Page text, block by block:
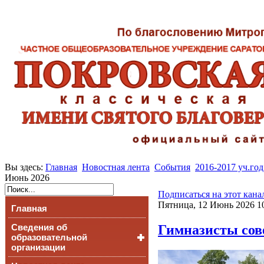
Вы здесь: Главная Новостная лента События 2016-2017 уч.год
Июнь 2026
Главная
Сведения об
образовательной
организации
Подписаться на этот
Пятница, 12 Июнь 2026
Гимназисты